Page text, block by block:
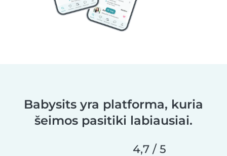
Babysits yra platforma, kuria
šeimos pasitiki labiausiai.
4,7 / 5